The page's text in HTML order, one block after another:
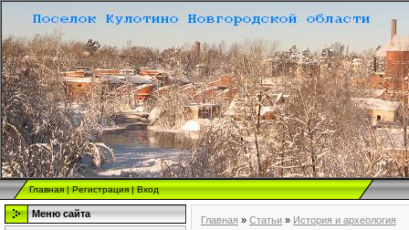
Главная|Регистрация|Вход
Меню сайта
Главная » Статьи » История и археология